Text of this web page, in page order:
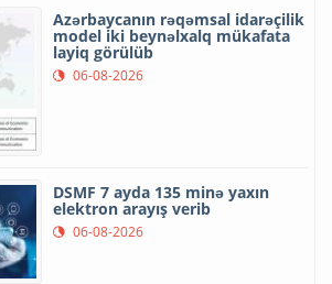
Azərbaycanın rəqəmsal idarəçilik
model iki beynəlxalq mükafata
layiq görülüb
06-08-2026
DSMF 7 ayda 135 minə yaxın
elektron arayış verib
06-08-2026